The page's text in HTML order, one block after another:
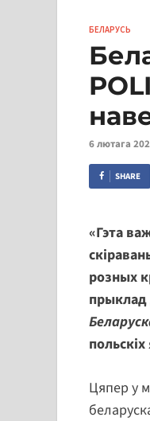
БЕЛАРУСЬ
6 лютага
SHARE
«Гэта
розных
прыклад
Цяпер у